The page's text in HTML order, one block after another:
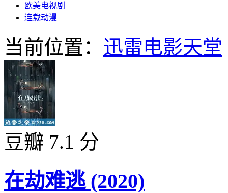
欧美电视剧
连载动漫
当前位置： 迅雷电影天堂
豆瓣 7.1 分
在劫难逃 (2020)